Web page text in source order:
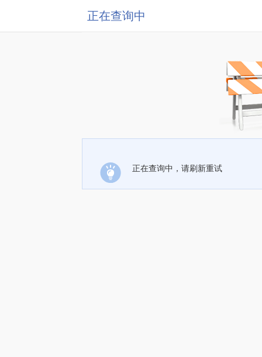
正在查询中
正在查询中，请刷新重试